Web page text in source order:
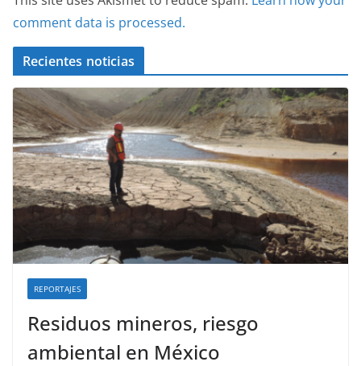
comment data is processed.
Recientes noticias
REPORTAJES
Residuos mineros, riesgo
ambiental en México